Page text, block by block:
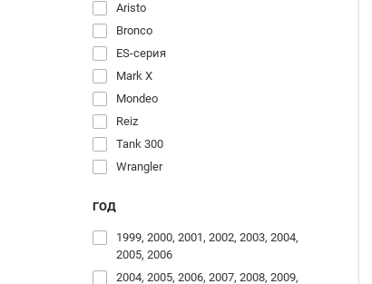
Aristo
Bronco
ES-серия
Mark X
Mondeo
Reiz
Tank 300
Wrangler
ГОД
1999, 2000, 2001, 2002, 2003, 2004,
2005, 2006
2004, 2005, 2006, 2007, 2008, 2009,